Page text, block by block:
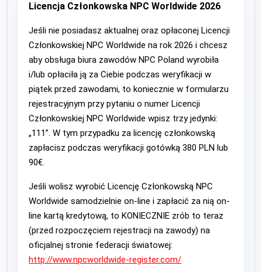
Licencja Członkowska NPC Worldwide 2026
Jeśli nie posiadasz aktualnej oraz opłaconej Licencji
Członkowskiej NPC Worldwide na rok 2026 i chcesz
aby obsługa biura zawodów NPC Poland wyrobiła
i/lub opłaciła ją za Ciebie podczas weryfikacji w
piątek przed zawodami, to koniecznie w formularzu
rejestracyjnym przy pytaniu o numer Licencji
Członkowskiej NPC Worldwide wpisz trzy jedynki:
„111”. W tym przypadku za licencję członkowską
zapłacisz podczas weryfikacji gotówką 380 PLN lub
90€.
Jeśli wolisz wyrobić Licencję Członkowską NPC
Worldwide samodzielnie on-line i zapłacić za nią on-
line kartą kredytową, to KONIECZNIE zrób to teraz
(przed rozpoczęciem rejestracji na zawody) na
oficjalnej stronie federacji światowej:
http://www.npcworldwide-register.com/